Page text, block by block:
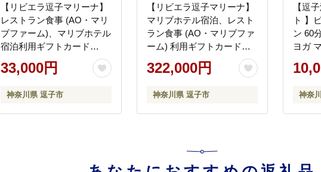
【リビエラ逗子マリーナ】
レストラン食事 (AO・マリ
ブファーム)、マリブホテル
宿泊利用ギフトカード
A〈9,000円分〉
33,000円
神奈川県 逗子市
【リビエラ逗子マリーナ】
マリブホテル宿泊、レスト
ラン食事 (AO・マリブファ
ーム) 利用ギフトカード
D〈90,000円分〉
322,000円
神奈川県 逗子市
【逗
ト 】
ン 60分 1名様 ビーチヨガ
ヨガ
ット
人数
川県
神奈